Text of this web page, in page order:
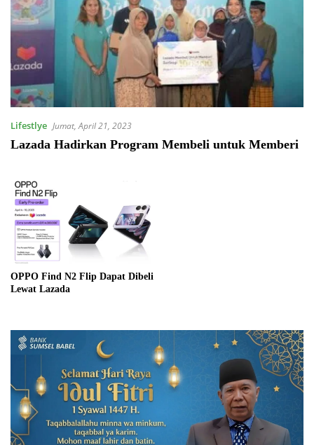
Lifestlye Jumat, April 21, 2023
Lazada Hadirkan Program Membeli untuk Memberi
OPPO Find N2 Flip Dapat Dibeli
Lewat Lazada